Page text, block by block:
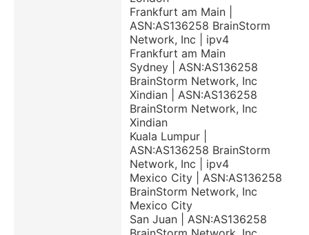
Frankfurt am Main |
ASN:AS136258 BrainStorm
Network, Inc | ipv4
Frankfurt am Main
Sydney | ASN:AS136258
BrainStorm Network, Inc
Xindian | ASN:AS136258
BrainStorm Network, Inc
Xindian
Kuala Lumpur |
ASN:AS136258 BrainStorm
Network, Inc | ipv4
Mexico City | ASN:AS136258
BrainStorm Network, Inc
Mexico City
San Juan | ASN:AS136258